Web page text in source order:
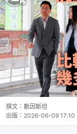
撰文： 數因斯坦
出版： 2026-06-09 17:10